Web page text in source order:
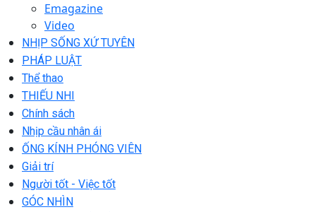
Emagazine
Video
NHỊP SỐNG XỨ TUYÊN
PHÁP LUẬT
Thể thao
THIẾU NHI
Chính sách
Nhịp cầu nhân ái
ỐNG KÍNH PHÓNG VIÊN
Giải trí
Người tốt - Việc tốt
GÓC NHÌN